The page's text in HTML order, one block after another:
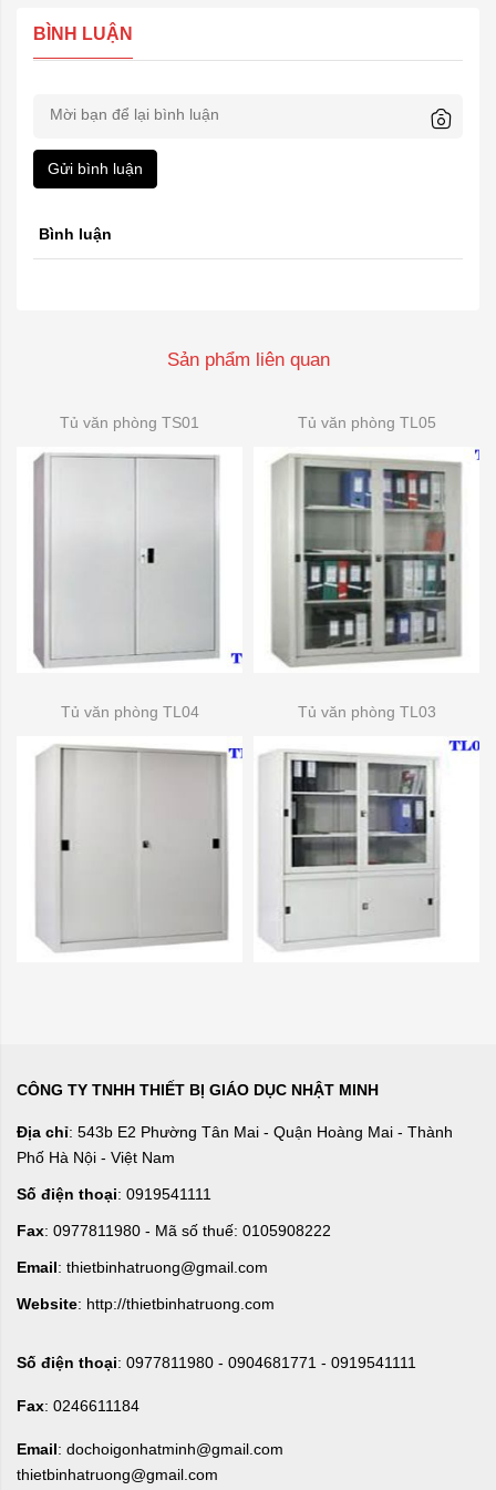
BÌNH LUẬN
Gửi bình luận
Bình luận
Sản phẩm liên quan
Tủ văn phòng TS01 Tủ văn phòng TL05
Tủ văn phòng TL04 Tủ văn phòng TL03
CÔNG TY TNHH THIẾT BỊ GIÁO DỤC NHẬT MINH
Địa chỉ: 543b E2 Phường Tân Mai - Quận Hoàng Mai - Thành
Phố Hà Nội - Việt Nam
Số điện thoại: 0919541111
Fax: 0977811980 - Mã số thuế: 0105908222
Email: thietbinhatruong@gmail.com
Website: http://thietbinhatruong.com
Số điện thoại: 0977811980 - 0904681771 - 0919541111
Fax: 0246611184
Email: dochoigonhatminh@gmail.com
thietbinhatruong@gmail.com